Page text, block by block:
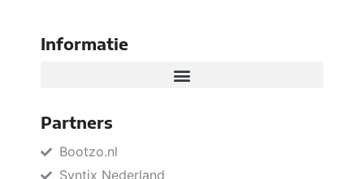
Informatie
Partners
Bootzo.nl
Syntix Nederland